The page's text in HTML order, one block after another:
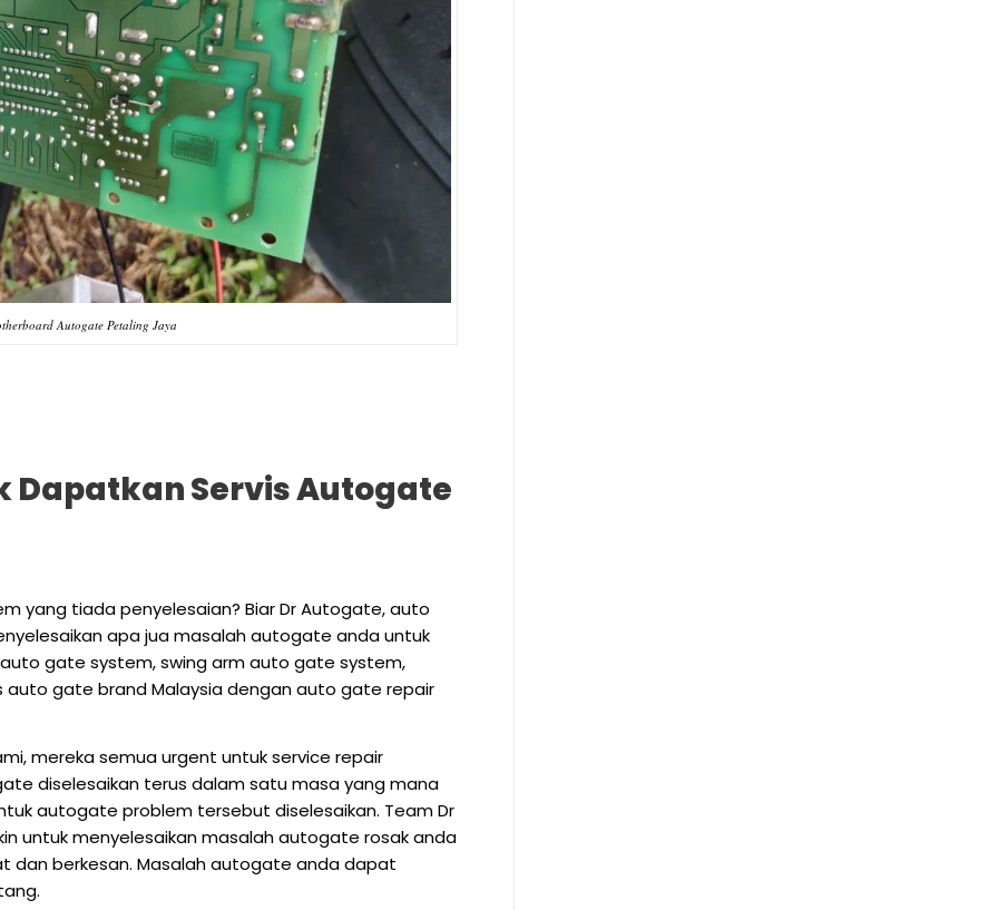
Autogate Petaling Jaya
Dapatkan Servis Autogate
yang tiada penyelesaian? Biar Dr Autogate, auto
apa jua masalah autogate anda untuk
gate system, swing arm auto gate system,
gate brand Malaysia dengan auto gate repair
mereka semua urgent untuk service repair
diselesaikan terus dalam satu masa yang mana
autogate problem tersebut diselesaikan. Team Dr
untuk menyelesaikan masalah autogate rosak anda
dan berkesan. Masalah autogate anda dapat